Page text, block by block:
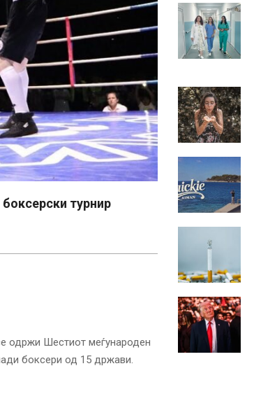
турнир
одржи Шестиот меѓународен
боксери од 15 држави.